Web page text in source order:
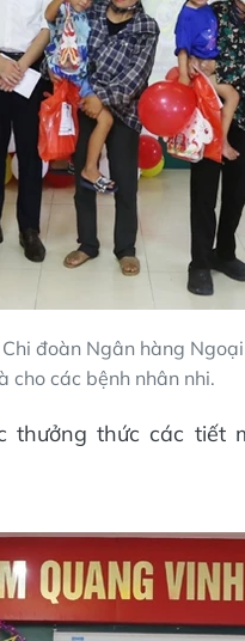
đoàn Ngân hàng
cho các bệnh nhân nhi.
thưởng thức các tiết